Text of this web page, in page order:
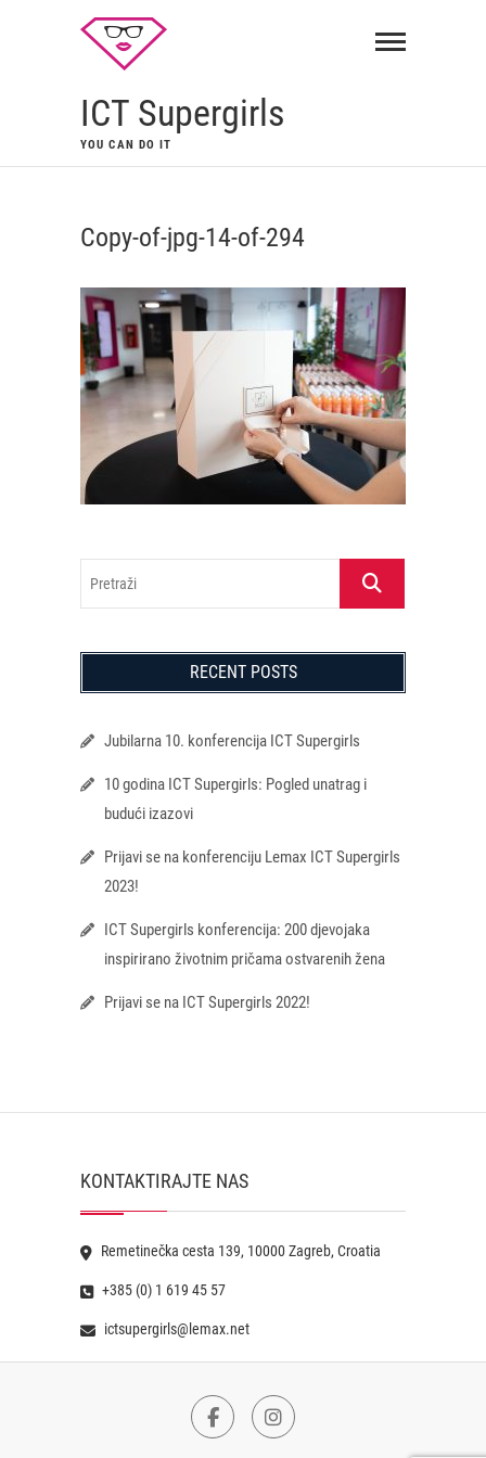
ICT Supergirls
YOU CAN DO IT
Copy-of-jpg-14-of-294
Pretraži
RECENT POSTS
Jubilarna 10. konferencija ICT Supergirls
10 godina ICT Supergirls: Pogled unatrag i
budući izazovi
Prijavi se na konferenciju Lemax ICT Supergirls
2023!
ICT Supergirls konferencija: 200 djevojaka
inspirirano životnim pričama ostvarenih žena
Prijavi se na ICT Supergirls 2022!
KONTAKTIRAJTE NAS
Remetinečka cesta 139, 10000 Zagreb, Croatia
+385 (0) 1 619 45 57
ictsupergirls@lemax.net
FacebookInstagram